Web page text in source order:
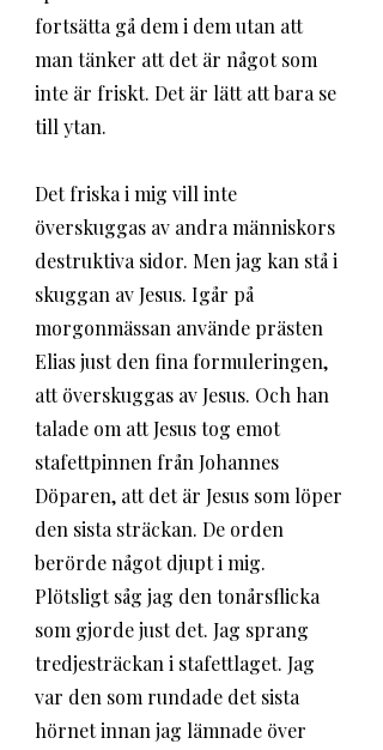
fortsätta gå dem i dem utan att
man tänker att det är något som
inte är friskt. Det är lätt att bara se
till ytan.
Det friska i mig vill inte
överskuggas av andra människors
destruktiva sidor. Men jag kan stå i
skuggan av Jesus. Igår på
morgonmässan använde prästen
Elias just den fina formuleringen,
att överskuggas av Jesus. Och han
talade om att Jesus tog emot
stafettpinnen från Johannes
Döparen, att det är Jesus som löper
den sista sträckan. De orden
berörde något djupt i mig.
Plötsligt såg jag den tonårsflicka
som gjorde just det. Jag sprang
tredjesträckan i stafettlaget. Jag
var den som rundade det sista
hörnet innan jag lämnade över